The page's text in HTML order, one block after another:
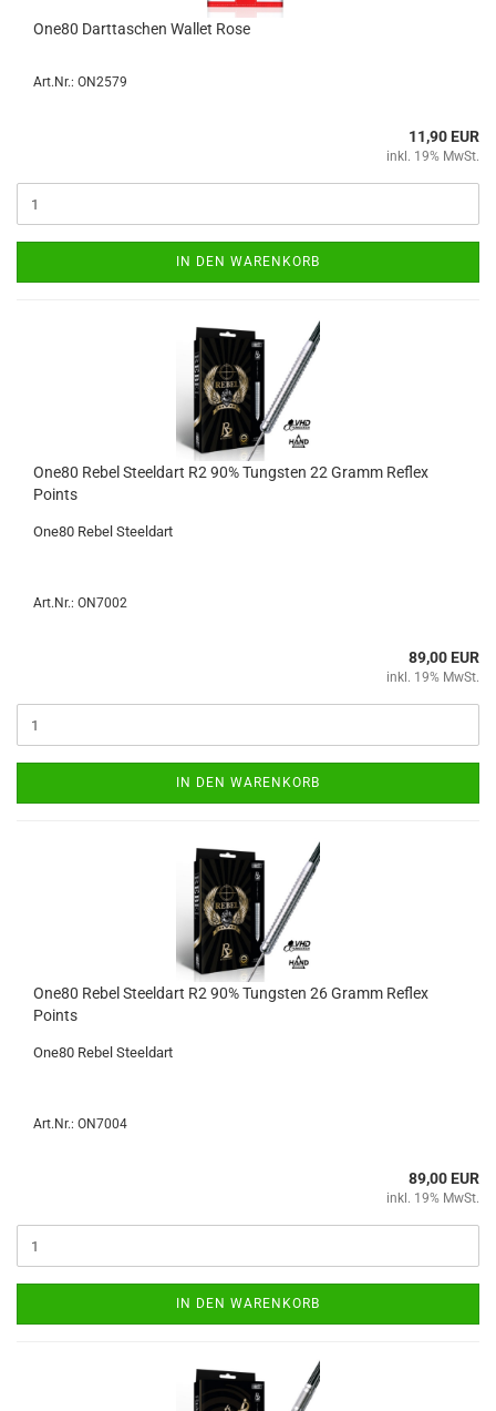
One80 Dart­ta­schen Wal­let Rose
Art.Nr.: ON2579
11,90 EUR
inkl. 19% MwSt.
IN DEN WARENKORB
One80 Rebel Steeld­art R2 90% Tungs­ten 22 Gramm Re­flex
Points
One80 Rebel Steeld­art
Art.Nr.: ON7002
89,00 EUR
inkl. 19% MwSt.
IN DEN WARENKORB
One80 Rebel Steeld­art R2 90% Tungs­ten 26 Gramm Re­flex
Points
One80 Rebel Steeld­art
Art.Nr.: ON7004
89,00 EUR
inkl. 19% MwSt.
IN DEN WARENKORB